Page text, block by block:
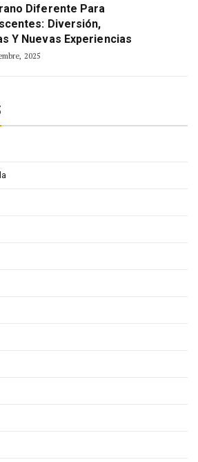
Diferente Para
Diversión,
Y Nuevas Experiencias
2025